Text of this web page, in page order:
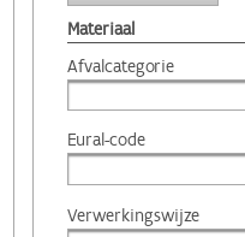
Materiaal
Afvalcategorie
Eural-code
Verwerkingswijze